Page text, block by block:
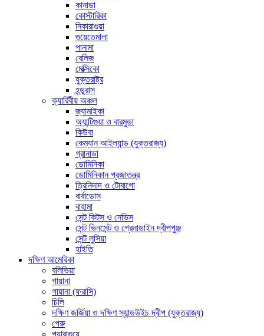
কানাডা
কোস্টারিকা
নিকারাগুয়া
গুয়েতেমালা
পানামা
বেলিজ
মেক্সিকো
যুক্তরাষ্ট্র
হন্ডুরাস
ক্যারিবীয় অঞ্চল
জ্যামাইকা
অ্যান্টিগুয়া ও বারমুডা
কিউবা
কেম্যান আইল্যান্ড (যুক্তরাজ্য)
গ্রানাডা
ডোমিনিকা
ডোমিনিকান প্রজাতন্ত্র
ত্রিনিদাদ ও টোবাগো
বার্বাডোস
বাহামা
সেন্ট কিটস ও নেভিস
সেন্ট ভিনসেন্ট ও গ্রেনাডাইন দ্বীপপুঞ্জ
সেন্ট লুসিয়া
হাইতি
দক্ষিণ আমেরিকা
বলিভিয়া
গায়ানা
গায়ানা (ফরাসি)
চিলি
দক্ষিণ জর্জিয়া ও দক্ষিণ স্যান্ডউইচ দ্বীপ (যুক্তরাজ্য)
পেরু
প্যারাগুয়ে